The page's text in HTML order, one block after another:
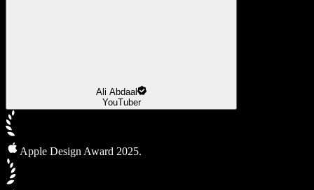
Ali Abdaal
YouTuber
Apple Design Award 2025.